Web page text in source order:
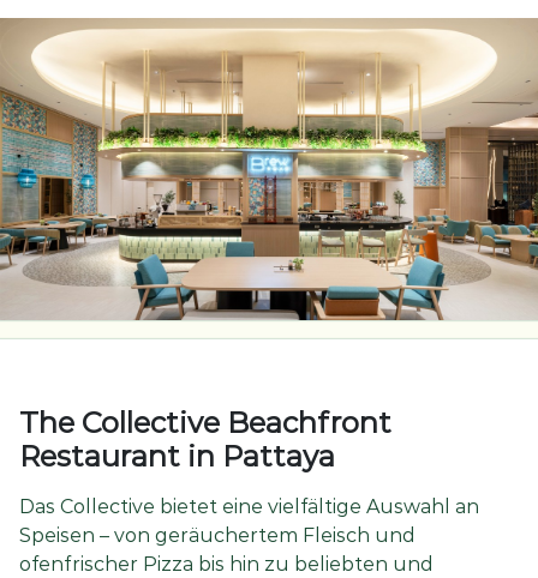
The Collective Beachfront
Restaurant in Pattaya
Das Collective bietet eine vielfältige Auswahl an
Speisen – von geräuchertem Fleisch und
ofenfrischer Pizza bis hin zu beliebten und